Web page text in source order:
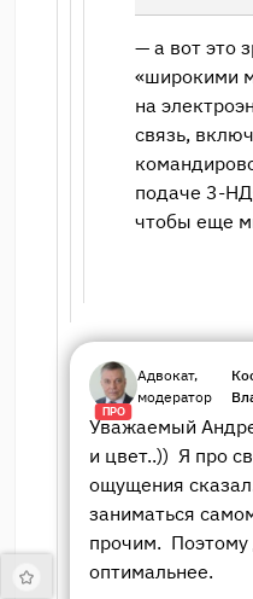
— а вот это
«широкими
на
связь,
подаче 3-
чтобы еще
ПРО
Адвокат,
модератор
Уважаемый
и цвет..)) Я про
ощущения
заниматься
прочим. Поэтому
оптимальнее.